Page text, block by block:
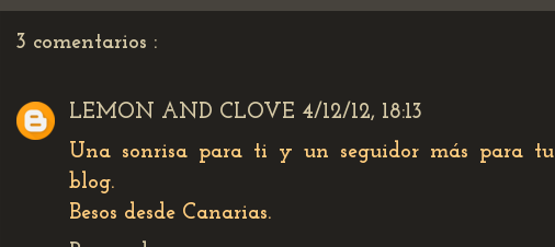
3 comentarios :
LEMON AND CLOVE 4/12/12, 18:13
Una sonrisa para ti y un seguidor más para tu
blog.
Besos desde Canarias.